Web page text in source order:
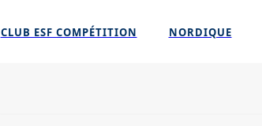
CLUB ESF COMPÉTITION NORDIQUE